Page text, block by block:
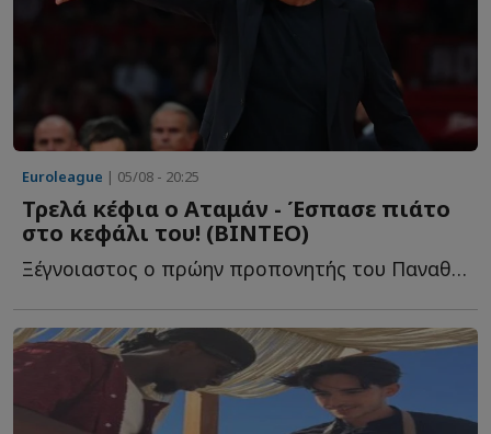
Euroleague | 05/08 - 20:25
Τρελά κέφια ο Αταμάν - Έσπασε πιάτο
στο κεφάλι του! (ΒΙΝΤΕΟ)
Ξέγνοιαστος ο πρώην προπονητής του Παναθηναϊκού σ...